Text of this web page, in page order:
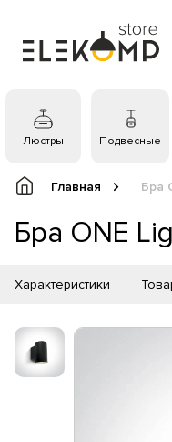
Люстры Подвесные
Главная Бра
Бра ONE
Характеристики